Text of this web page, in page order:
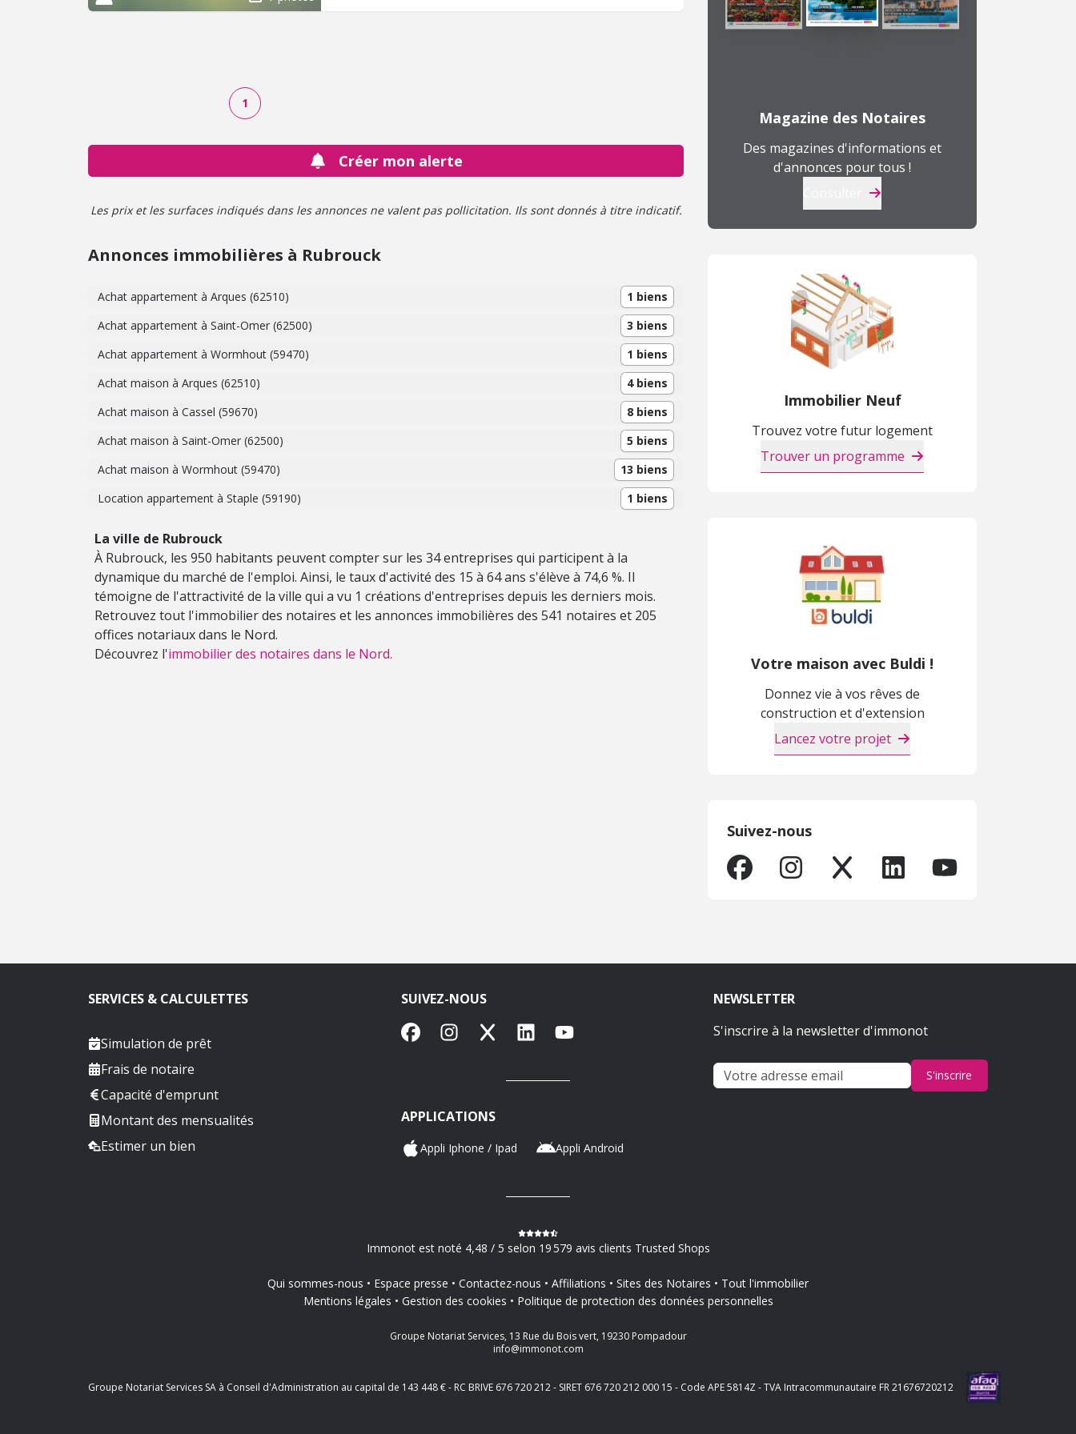
1
Créer mon alerte
Les prix et les surfaces indiqués dans les annonces ne valent pas pollicitation. Ils sont donnés à titre indicatif.
Annonces immobilières à Rubrouck
Achat appartement à Arques (62510)
1 biens
Achat appartement à Saint-Omer (62500)
3 biens
Achat appartement à Wormhout (59470)
1 biens
Achat maison à Arques (62510)
4 biens
Achat maison à Cassel (59670)
8 biens
Achat maison à Saint-Omer (62500)
5 biens
Achat maison à Wormhout (59470)
13 biens
Location appartement à Staple (59190)
1 biens
La ville de Rubrouck
À Rubrouck, les 950 habitants peuvent compter sur les 34 entreprises qui participent à la
dynamique du marché de l'emploi. Ainsi, le taux d'activité des 15 à 64 ans s'élève à 74,6 %. Il
témoigne de l'attractivité de la ville qui a vu 1 créations d'entreprises depuis les derniers mois.
Retrouvez tout l'immobilier des notaires et les annonces immobilières des 541 notaires et 205
offices notariaux dans le Nord.
Découvrez l'immobilier des notaires dans le Nord.
Magazine des Notaires
Des magazines d'informations et
d'annonces pour tous !
Immobilier Neuf
Trouvez votre futur logement
Trouver un programme
Votre maison avec Buldi !
Donnez vie à vos rêves de
construction et d'extension
Lancez votre projet
Suivez-nous
SERVICES & CALCULETTES
Simulation de prêt
Frais de notaire
Capacité d'emprunt
Montant des mensualités
Estimer un bien
SUIVEZ-NOUS
FacebookInstagram
X LinkedInYouTube
APPLICATIONS
Appli Iphone / Ipad Appli Android
NEWSLETTER
S'inscrire à la newsletter d'immonot
S'inscrire
Immonot est noté 4,48 / 5 selon 19 579 avis clients Trusted Shops
Qui sommes-nous Espace presse Contactez-nous Affiliations Sites des Notaires
Tout l'immobilier
Mentions légales
Gestion des cookies Politique de protection des données personnelles
Groupe Notariat Services, 13 Rue du Bois vert, 19230 Pompadour
info@immonot.com
Groupe Notariat Services SA à Conseil d'Administration au capital de 143 448 € - RC BRIVE 676 720 212 - SIRET 676 720 212 000 15 - Code APE 5814Z - TVA Intracommunautaire FR 21676720212